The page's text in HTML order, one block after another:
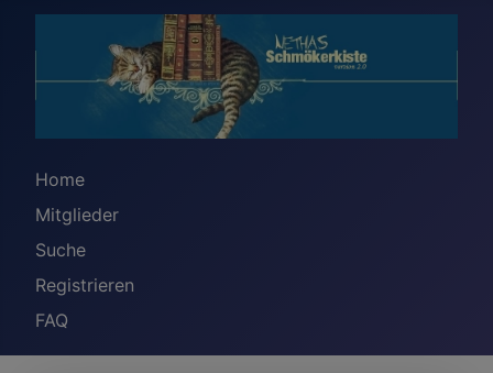
Home
Mitglieder
Suche
Registrieren
FAQ